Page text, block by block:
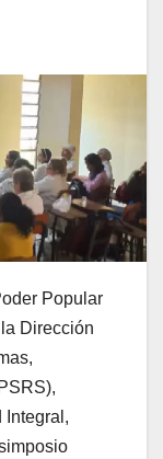
Popular
Dirección
Integral,